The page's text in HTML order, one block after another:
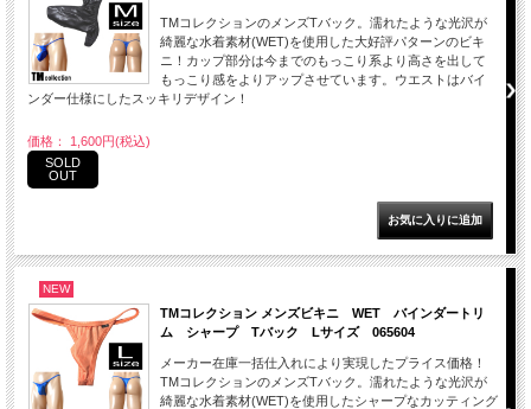
TMコレクションのメンズTバック。濡れたような光沢が
綺麗な水着素材(WET)を使用した大好評パターンのビキ
ニ！カップ部分は今までのもっこり系より高さを出して
もっこり感をよりアップさせています。ウエストはバイ
ンダー仕様にしたスッキリデザイン！
価格： 1,600円(税込)
SOLD
OUT
NEW
TMコレクション メンズビキニ WET バインダートリ
ム シャープ Tバック Lサイズ 065604
メーカー在庫一括仕入れにより実現したプライス価格！
TMコレクションのメンズTバック。濡れたような光沢が
綺麗な水着素材(WET)を使用したシャープなカッティング